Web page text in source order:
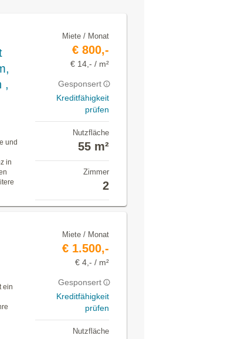
,
und
in
Miete / Monat
€ 800,-
€ 14,- / m²
Gesponsert
Kreditfähigkeit
prüfen
Nutzfläche
55 m²
Zimmer
2
ein
Miete / Monat
€ 1.500,-
€ 4,- / m²
Gesponsert
Kreditfähigkeit
prüfen
Nutzfläche